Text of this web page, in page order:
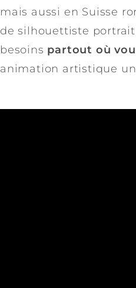
mais aussi en Suisse
de silhouettiste
besoins partout où
animation artistique